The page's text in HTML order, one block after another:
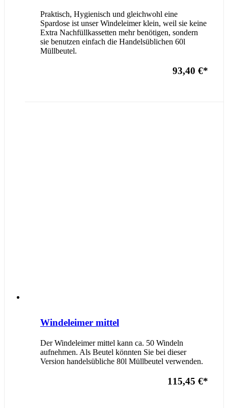
Praktisch, Hygienisch und gleichwohl eine
Spardose ist unser Windeleimer klein, weil sie keine
Extra Nachfüllkassetten mehr benötigen, sondern
sie benutzen einfach die Handelsüblichen 60l
Müllbeutel.
93,40 €*
Windeleimer mittel
Der Windeleimer mittel kann ca. 50 Windeln
aufnehmen. Als Beutel könnten Sie bei dieser
Version handelsübliche 80l Müllbeutel verwenden.
115,45 €*